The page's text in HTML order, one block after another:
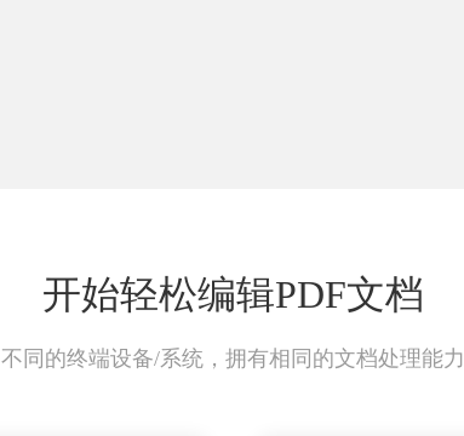
开始轻松编辑PDF文档
不同的终端设备/系统，拥有相同的文档处理能力